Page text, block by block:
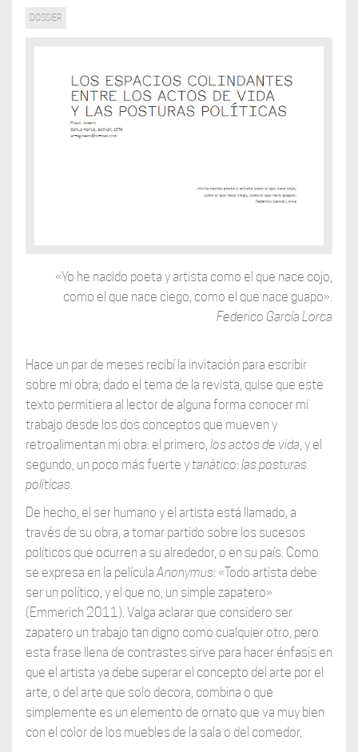
DOSSIER
«Yo he nacido poeta y artista como el que nace cojo,
como el que nace ciego, como el que nace guapo».
Federico García Lorca
Hace un par de meses recibí la invitación para escribir
sobre mi obra; dado el tema de la revista, quise que este
texto permitiera al lector de alguna forma conocer mi
trabajo desde los dos conceptos que mueven y
retroalimentan mi obra: el primero, los actosde vida, y el
segundo, un poco más fuerte ytanático: las posturas
políticas.
De hecho, el ser humano y el artista está llamado, a
través de su obra, a tomar partido sobre los sucesos
políticos que ocurren a su alrededor, o en su país. Como
se expresa en la película Anonymus: «Todo artista debe
ser un político, y el que no, un simple zapatero»
(Emmerich 2011). Valga aclarar que considero ser
zapatero un trabajo tan digno como cualquier otro, pero
esta frase llena de contrastes sirve para hacer énfasis en
que el artista ya debe superar el concepto del arte por el
arte, o del arte que solo decora, combina o que
simplemente es un elemento de ornato que va muy bien
con el color de los muebles de la sala o del comedor.